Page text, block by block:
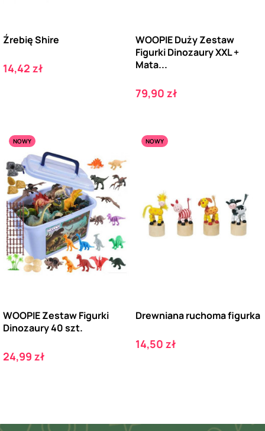
Źrebię Shire
Cena
14,42 zł
WOOPIE Duży Zestaw
Figurki Dinozaury XXL +
Mata...
Cena
79,90 zł
NOWY
WOOPIE Zestaw Figurki
Dinozaury 40 szt.
Cena
24,99 zł
NOWY
Drewniana ruchoma figurka
Cena
14,50 zł